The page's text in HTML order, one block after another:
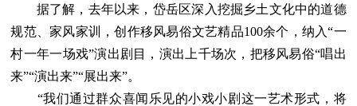
据了解，去年以来，岱岳区深入挖掘乡土文化中的道德
规范、家风家训，创作移风易俗文艺精品100余个，纳入“一
村一年一场戏”演出剧目，演出上千场次，把移风易俗“唱出
来”“演出来”“展出来”。
“我们通过群众喜闻乐见的小戏小剧这一艺术形式，将